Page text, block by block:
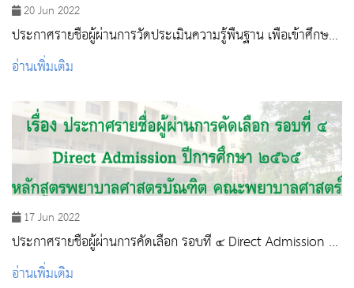
20 Jun 2022
ประกาศรายชื่อผู้ผ่านการวัดประเมินความรู้พื้นฐาน เพื่อเข้าศึกษา
หลักสูตรประกาศนียบัตรผู้ช่วยพยาบาลฯ ปีการศึกษา ๒๕๖๕
อ่านเพิ่มเติม
17 Jun 2022
ประกาศรายชื่อผู้ผ่านการคัดเลือก รอบที่ ๔ Direct Admission ปี
การศึกษา ๒๕๖๕
อ่านเพิ่มเติม